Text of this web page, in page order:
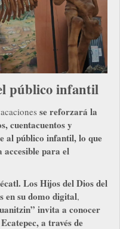
público infantil
se reforzará la
cuentacuentos y
al público infantil, lo que
para el
Los Hijos del Dios del
en su domo digital,
invita a conocer
a través de